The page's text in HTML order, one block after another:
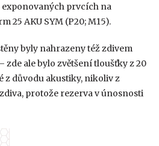
exponovaných prvcích na
25 AKU SYM (P20; M15).
byly nahrazeny též zdivem
zde ale bylo zvětšení tloušťky z 20
z důvodu akustiky, nikoliv z
protože rezerva v únosnosti